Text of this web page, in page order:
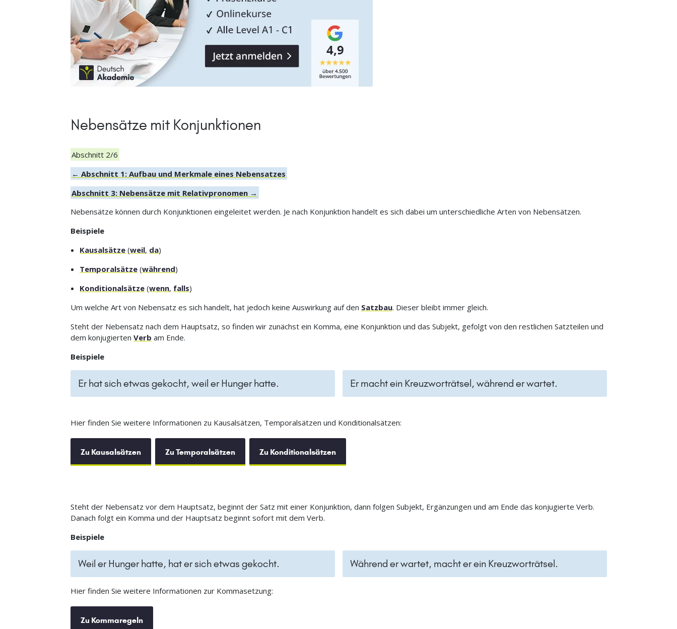
Nebensätze mit Konjunktionen
Abschnitt 2/6
← Abschnitt 1: Aufbau und Merkmale eines Nebensatzes
Abschnitt 3: Nebensätze mit Relativpronomen →
Nebensätze können durch Konjunktionen eingeleitet werden. Je nach Konjunktion handelt es sich dabei um unterschiedliche Arten von Nebensätzen.
Beispiele
Kausalsätze (weil, da)
Temporalsätze (während)
Konditionalsätze (wenn, falls)
Um welche Art von Nebensatz es sich handelt, hat jedoch keine Auswirkung auf den Satzbau. Dieser bleibt immer gleich.
Steht der Nebensatz nach dem Hauptsatz, so finden wir zunächst ein Komma, eine Konjunktion und das Subjekt, gefolgt von den restlichen Satzteilen und
dem konjugierten Verb am Ende.
Beispiele
Er hat sich etwas gekocht, weil er Hunger hatte. Er macht ein Kreuzworträtsel, während er wartet.
Hier finden Sie weitere Informationen zu Kausalsätzen, Temporalsätzen und Konditionalsätzen:
Zu Kausalsätzen Zu Temporalsätzen Zu Konditionalsätzen
Steht der Nebensatz vor dem Hauptsatz, beginnt der Satz mit einer Konjunktion, dann folgen Subjekt, Ergänzungen und am Ende das konjugierte Verb.
Danach folgt ein Komma und der Hauptsatz beginnt sofort mit dem Verb.
Beispiele
Weil er Hunger hatte, hat er sich etwas gekocht. Während er wartet, macht er ein Kreuzworträtsel.
Hier finden Sie weitere Informationen zur Kommasetzung:
Zu Kommaregeln